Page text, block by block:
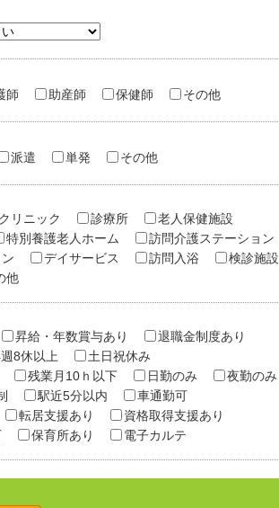
師 助産師 保健師 その他
派遣 単発 その他
クリニック 診療所
老人保健施設
特別養護老人ホーム
訪問介護ステーション
デイサービス 訪問入浴
検診施設
他
昇給・年数賞与あり
退職金制度あり
8休以上
土日祝休み
残業月10ｈ以下 日勤のみ
夜勤のみ
駅近5分以内
車通勤可
転居支援あり
資格取得支援あり
保育所あり 電子カルテ